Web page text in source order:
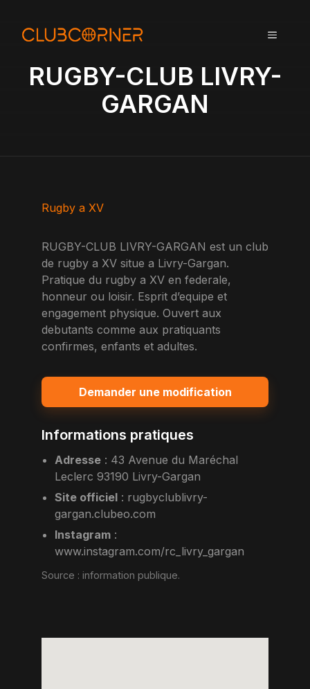
MENU
RUGBY-CLUB LIVRY-
GARGAN
Rugby a XV
RUGBY-CLUB LIVRY-GARGAN est un club
de rugby a XV situe a Livry-Gargan.
Pratique du rugby a XV en federale,
honneur ou loisir. Esprit d’equipe et
engagement physique. Ouvert aux
debutants comme aux pratiquants
confirmes, enfants et adultes.
Demander une modification
Informations pratiques
Adresse : 43 Avenue du Maréchal
Leclerc 93190 Livry-Gargan
Site officiel : rugbyclublivry-
gargan.clubeo.com
Instagram :
www.instagram.com/rc_livry_gargan
Source : information publique.